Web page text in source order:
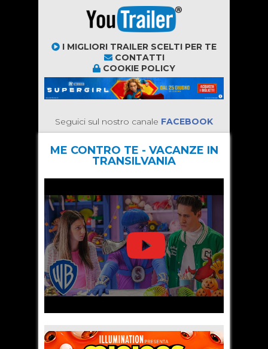
I MIGLIORI TRAILER SCELTI PER TE
CONTATTI
COOKIE POLICY
Seguici sul nostro canale FACEBOOK
ME CONTRO TE - VACANZE IN
TRANSILVANIA